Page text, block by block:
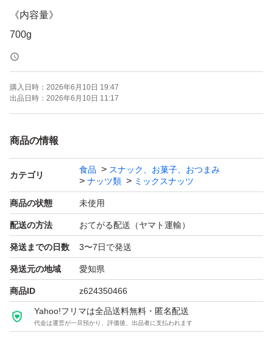
《内容量》
700g
《賞味期限》
ご注文より約150日
(画像の賞味期限はサンプルになります。ご注文を受けて
《コメント》
アメリカ産ノンパレル種の素焼きアーモンド、ベトナム産
の深煎りカシューナッツのミックスナッツです♪
通常より深煎りで香ばしいカシューナッツを使用しており
ます^ ^
3種ミックスナッツのくるみはいらないから、カシューナ
ッツをいっぱい食べたいあなたに
★全てご注文いただいてから袋詰いたしますので、新鮮な
購入日時： 2026年6月10日 19:47
出品日時： 2026年6月10日 11:17
商品の情報
カテゴリ
食品
スナック、お菓子、おつまみ
ナッツ類
ミックスナッツ
商品の状態 未使用
配送の方法 おてがる配送（ヤマト運輸）
発送までの日数 3〜7日で発送
発送元の地域 愛知県
商品ID z624350466
Yahoo!フリマは全品送料無料・匿名配送
代金は運営が一旦預かり、評価後、出品者に支払われます